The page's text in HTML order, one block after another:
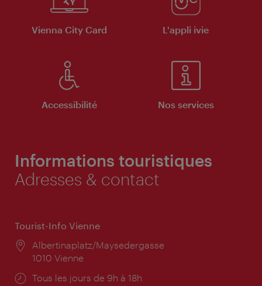
Vienna City Card L'appli ivie
Accessibilité Nos services
Informations touristiques
Adresses & contact
Tourist-Info Vienne
Lieu:
Albertinaplatz/Maysedergasse
1010 Vienne
Horaires
Tous les jours de 9h à 18h